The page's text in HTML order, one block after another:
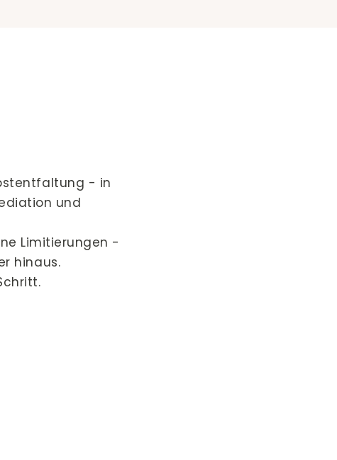
- in
und
Limitierungen -
hinaus.